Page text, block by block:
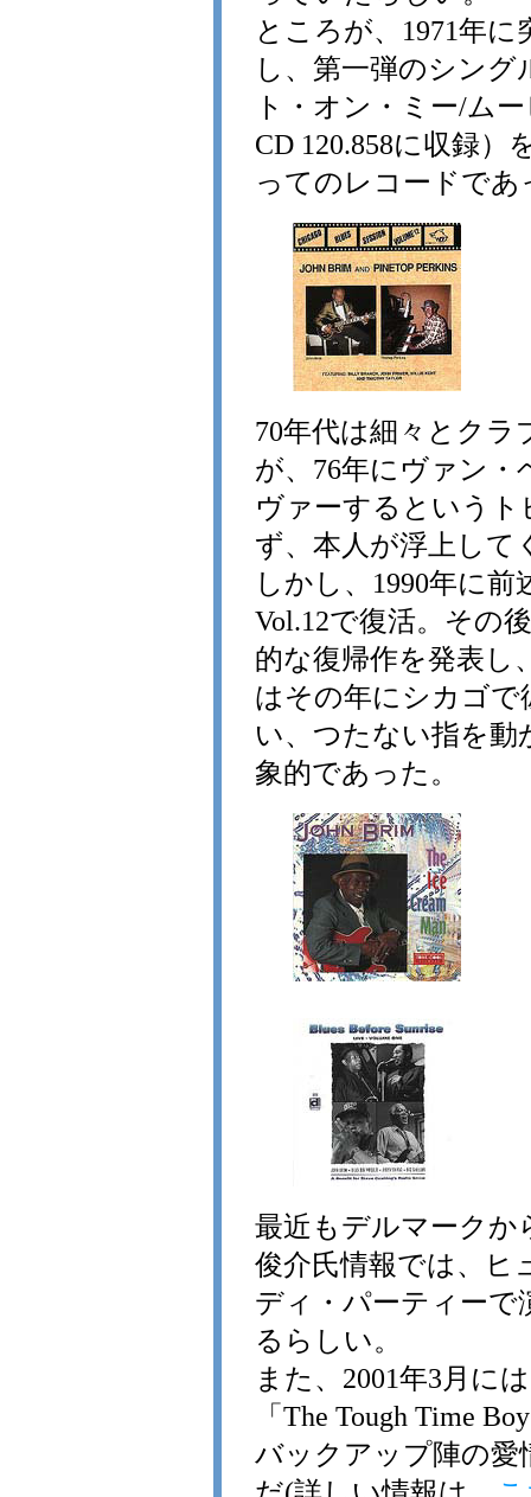
ところが、1971年
し、第一弾のシン
ト・オン・ミー/ム
CD 120.858に収録
ってのレコードで
70年代は細々とク
が、76年にヴァン・
ヴァーするという
ず、本人が浮上して
しかし、1990年に前
Vol.12で復活。その
的な復帰作を発表し
はその年にシカゴ
い、つたない指を
象的であった。
最近もデルマークか
俊介氏情報では、ヒ
ディ・パーティーで
るらしい。
また、2001年3月に
「The Tough Time
バックアップ陣の愛